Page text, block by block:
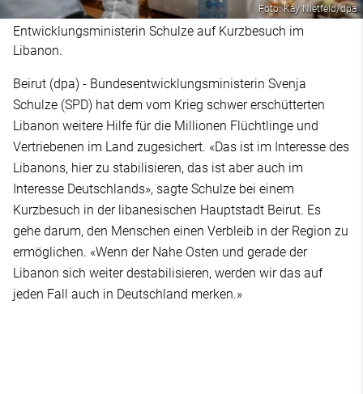
Foto: Kay Nietfeld/dpa
Entwicklungsministerin Schulze auf Kurzbesuch im
Libanon.
Beirut (dpa) - Bundesentwicklungsministerin Svenja
Schulze (SPD) hat dem vom Krieg schwer erschütterten
Libanon weitere Hilfe für die Millionen Flüchtlinge und
Vertriebenen im Land zugesichert. «Das ist im Interesse des
Libanons, hier zu stabilisieren, das ist aber auch im
Interesse Deutschlands», sagte Schulze bei einem
Kurzbesuch in der libanesischen Hauptstadt Beirut. Es
gehe darum, den Menschen einen Verbleib in der Region zu
ermöglichen. «Wenn der Nahe Osten und gerade der
Libanon sich weiter destabilisieren, werden wir das auf
jeden Fall auch in Deutschland merken.»